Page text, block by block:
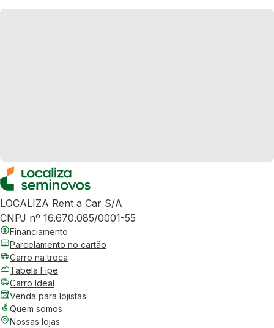
LOCALIZA Rent a Car S/A
CNPJ nº 16.670.085/0001-55
Financiamento
Parcelamento no cartão
Carro na troca
Tabela Fipe
Carro Ideal
Venda para lojistas
Quem somos
Nossas lojas